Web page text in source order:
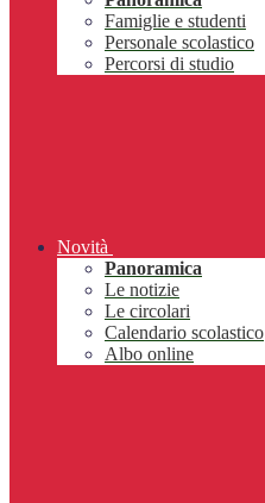
Famiglie e studenti
Personale scolastico
Percorsi di studio
Novità
Panoramica
Le notizie
Le circolari
Calendario scolastico
Albo online